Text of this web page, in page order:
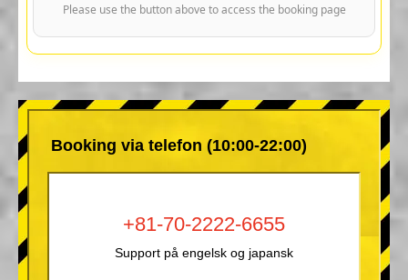
Please use the button above to access the booking page
Booking via telefon (10:00-22:00)
+81-70-2222-6655
Support på engelsk og japansk